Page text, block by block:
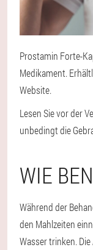
Prostamin Forte-
Medikament.
Website.
Lesen Sie vor der
unbedingt die
WIE
Während der
den Mahlzeiten
Wasser trinken.